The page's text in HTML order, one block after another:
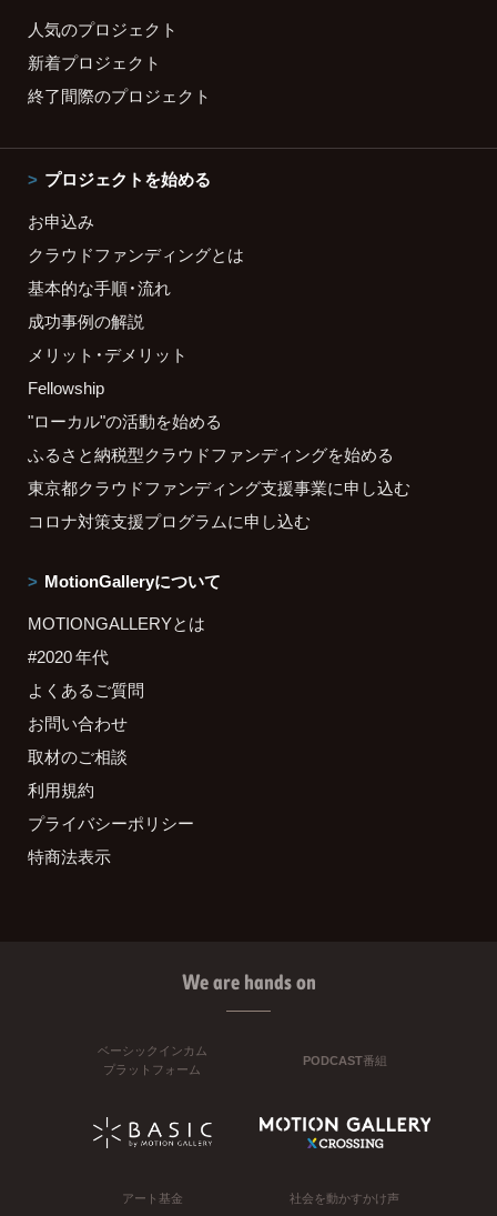
人気のプロジェクト
新着プロジェクト
終了間際のプロジェクト
プロジェクトを始める
お申込み
クラウドファンディングとは
基本的な手順・流れ
成功事例の解説
メリット・デメリット
Fellowship
"ローカル"の活動を始める
ふるさと納税型クラウドファンディングを始める
東京都クラウドファンディング支援事業に申し込む
コロナ対策支援プログラムに申し込む
MotionGalleryについて
MOTIONGALLERYとは
#2020 年代
よくあるご質問
お問い合わせ
取材のご相談
利用規約
プライバシーポリシー
特商法表示
We are hands on
ベーシックインカム
プラットフォーム
PODCAST番組
アート基金 社会を動かすかけ声